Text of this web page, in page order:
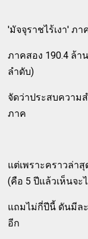
'มัจจุราชไร้เงา' ภ
ภาคสอง 190.4 ล้า
ลำดับ)
จัดว่าประสบความ
ภาค
แต่เพราะคราวล่า
(คือ 5 ปีแล้วเห็นจะ
แถมไม่กี่ปีนี้ ดันมีล
อีก